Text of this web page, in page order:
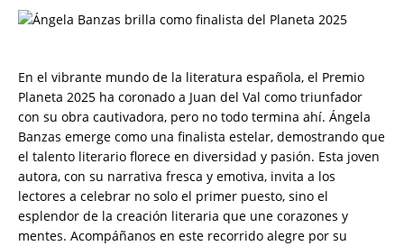
En el vibrante mundo de la literatura española, el Premio
Planeta 2025 ha coronado a Juan del Val como triunfador
con su obra cautivadora, pero no todo termina ahí. Ángela
Banzas emerge como una finalista estelar, demostrando que
el talento literario florece en diversidad y pasión. Esta joven
autora, con su narrativa fresca y emotiva, invita a los
lectores a celebrar no solo el primer puesto, sino el
esplendor de la creación literaria que une corazones y
mentes. Acompáñanos en este recorrido alegre por su